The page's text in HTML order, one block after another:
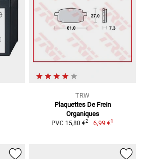
TRW
Plaquettes De Frein
Organiques
PVC 15,80 €2 6,99 €1